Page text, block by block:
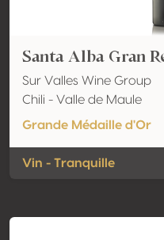
Santa Alba Gran
Sur Valles Wine Group
Chili - Valle de Maule
Grande Médaille d'Or
Vin - Tranquille